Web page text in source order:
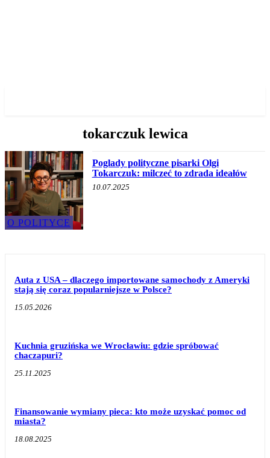
tokarczuk lewica
O POLITYCE
Poglady polityczne pisarki Olgi
Tokarczuk: milczeć to zdrada ideałów
10.07.2025
Auta z USA – dlaczego importowane samochody z Ameryki
stają się coraz popularniejsze w Polsce?
15.05.2026
Kuchnia gruzińska we Wrocławiu: gdzie spróbować
chaczapuri?
25.11.2025
Finansowanie wymiany pieca: kto może uzyskać pomoc od
miasta?
18.08.2025